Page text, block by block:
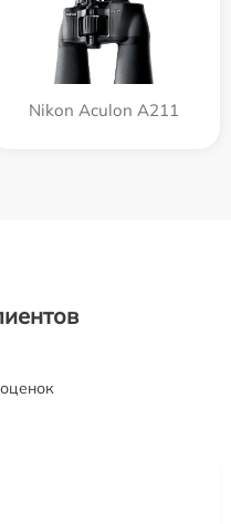
Nikon Aculon A211